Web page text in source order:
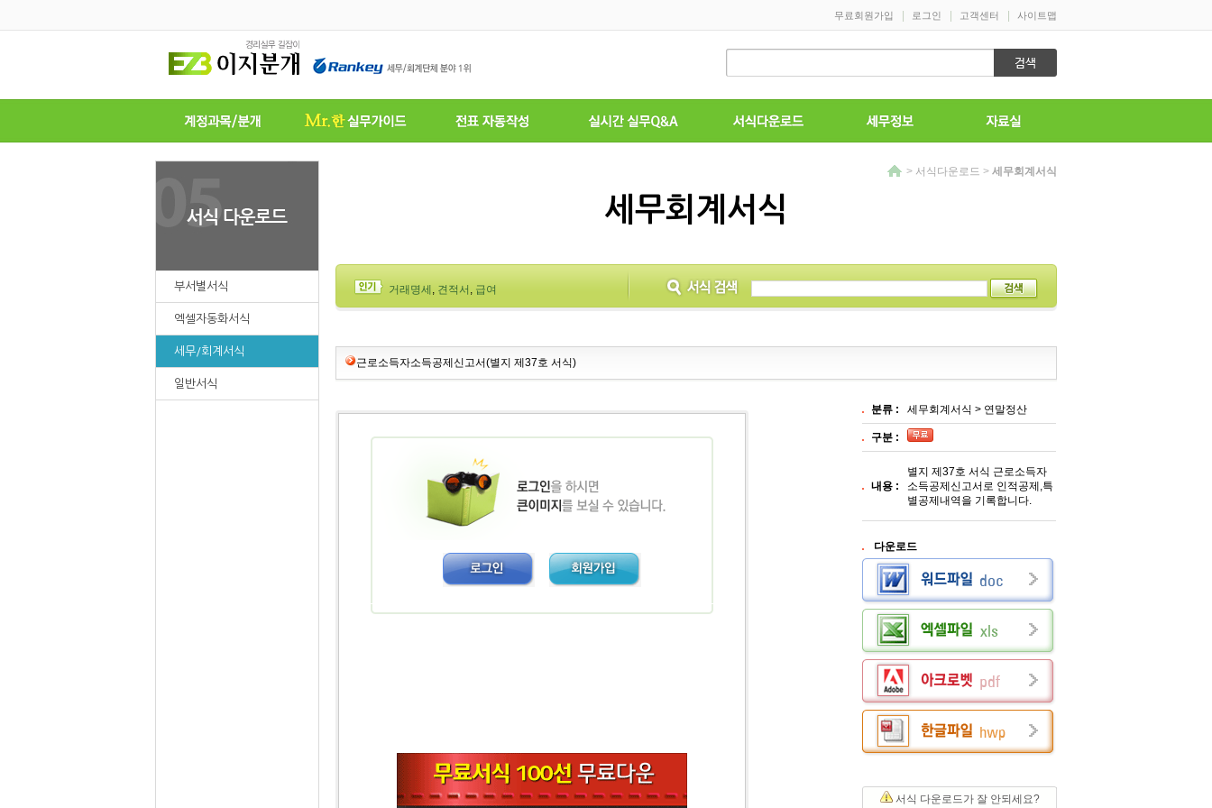
부서별서식
엑셀자동화서식
세무/회계서식
일반서식
> 서식다운로드 > 세무회계서식
세무회계서식
거래명세 , 견적서 , 급여
근로소득자소득공제신고서(별지 제37호 서식)
분류 : 세무회계서식 > 연말정산
구분 :
내용 :
별지 제37호 서식 근로소득자
소득공제신고서로 인적공제,특
별공제내역을 기록합니다.
다운로드
서식 다운로드가 잘 안되세요?